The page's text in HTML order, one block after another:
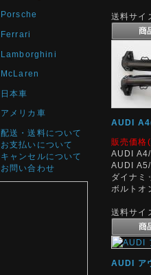
Porsche
Ferrari
Lamborghini
McLaren
日本車
アメリカ車
配送・送料について
お支払いについて
キャンセルについて
お問い合わせ
送料サイ
AUDI
販売価格
AUDI
AUDI
ダイナミ
ボルトオ
送料サイ
AUDI ア